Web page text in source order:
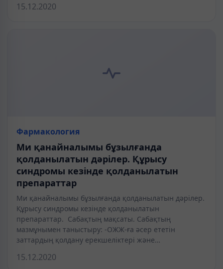
15.12.2020
Фармакология
Ми қанайналымы бұзылғанда
қолданылатын дәрілер. Құрысу
синдромы кезінде қолданылатын
препараттар
Ми қанайналымы бұзылғанда қолданылатын дәрілер.
Құрысу синдромы кезінде қолданылатын
препараттар. Сабақтың мақсаты. Сабақтың
мазмұнымен таныстыру: -ОЖЖ-ға әсер ететін
заттардың қолдану ерекшеліктері және…
15.12.2020